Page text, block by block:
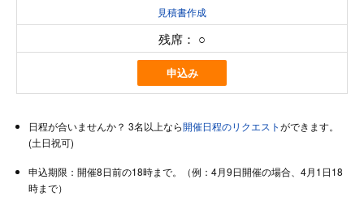
見積書作成
残席： ○
申込み
日程が合いませんか？ 3名以上なら開催日程のリクエストができます。
(土日祝可)
申込期限：開催8日前の18時まで。（例：4月9日開催の場合、4月1日18
時まで）